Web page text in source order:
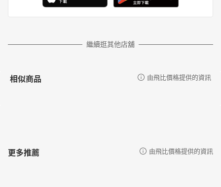
繼續逛其他店舖
相似商品 由飛比價格提供的資訊
更多推薦 由飛比價格提供的資訊